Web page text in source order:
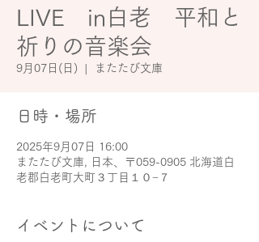
LIVE in白老 平和と
祈りの音楽会
9月07日(日) またたび文庫
日時・場所
2025年9月07日 16:00
またたび文庫, 日本、〒059-0905 北海道白
老郡白老町大町３丁目１０−７
イベントについて